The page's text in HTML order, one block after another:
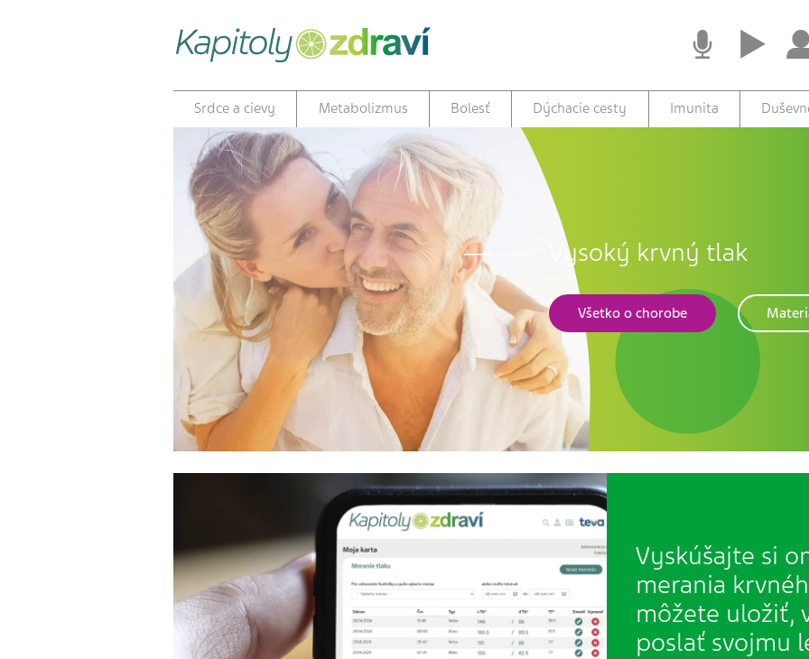
Srdce a cievy Metabolizmus Bolesť Dýchacie cesty Imunita
Vysoký krvný tlak
Všetko o chorobe
Vyskúšajte si
merania
môžete uložiť,
poslať svojmu